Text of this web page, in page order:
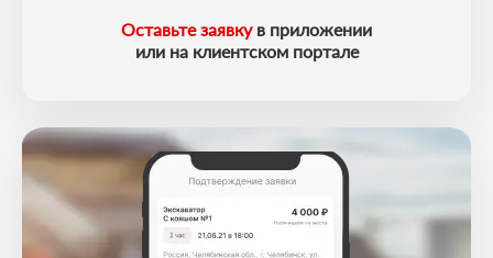
Оставьте заявкув приложении
или на клиентском портале